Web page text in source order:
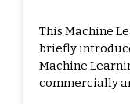
This Machine
briefly
Machine
commercially